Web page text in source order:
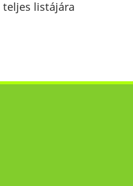
teljes listájára